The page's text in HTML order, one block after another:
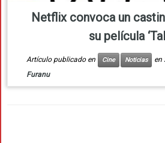
Netflix convoca un
su película
Artículo publicado en Cine Noticias en
Furanu